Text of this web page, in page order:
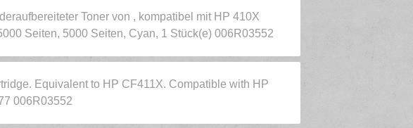
Toner von , kompatibel mit HP 410X
Seiten, 5000 Seiten, Cyan, 1 Stück(e) 006R03552
Equivalent to HP CF411X. Compatible with HP
006R03552